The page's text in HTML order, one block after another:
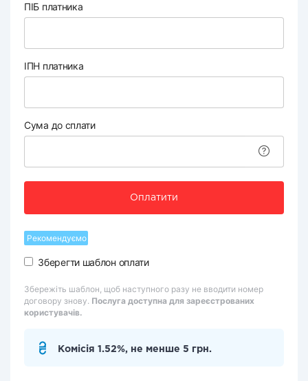
ПІБ платника
ІПН платника
Сума до сплати
Оплатити
Рекомендуємо
Зберегти шаблон оплати
Збережіть шаблон, щоб наступного разу не вводити номер
договору знову. Послуга доступна для зареєстрованих
користувачів.
Комісія 1.52%, не менше 5 грн.